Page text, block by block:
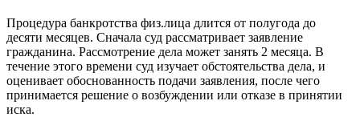
Процедура банкротства физ.лица длится от полугода до
десяти месяцев. Сначала суд рассматривает заявление
гражданина. Рассмотрение дела может занять 2 месяца. В
течение этого времени суд изучает обстоятельства дела, и
оценивает обоснованность подачи заявления, после чего
принимается решение о возбуждении или отказе в принятии
иска.